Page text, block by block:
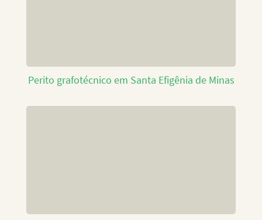
Perito grafotécnico em Santa Efigênia de Minas